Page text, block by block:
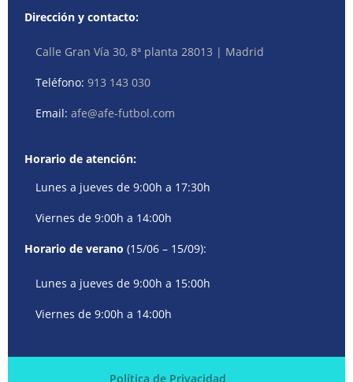
Dirección y contacto:
Calle Gran Vía 30, 8ª planta 28013 | Madrid
Teléfono:913 143 030
Email:afe@afe-futbol.com
Horario de atención:
Lunes a jueves de 9:00h a 17:30h
Viernes de 9:00h a 14:00h
Horario de verano (15/06 – 15/09):
Lunes a jueves de 9:00h a 15:00h
Viernes de 9:00h a 14:00h
Política de Privacidad